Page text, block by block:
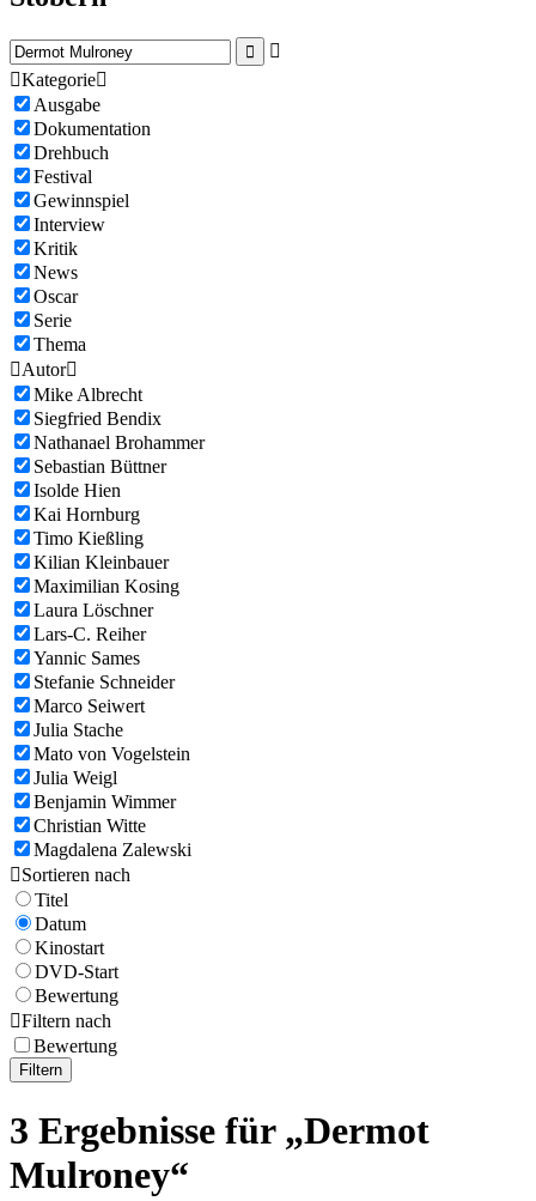


Kategorie
Ausgabe
Dokumentation
Drehbuch
Festival
Gewinnspiel
Interview
Kritik
News
Oscar
Serie
Thema
Autor
Mike Albrecht
Siegfried Bendix
Nathanael Brohammer
Sebastian Büttner
Isolde Hien
Kai Hornburg
Timo Kießling
Kilian Kleinbauer
Maximilian Kosing
Laura Löschner
Lars-C. Reiher
Yannic Sames
Stefanie Schneider
Marco Seiwert
Julia Stache
Mato von Vogelstein
Julia Weigl
Benjamin Wimmer
Christian Witte
Magdalena Zalewski
Sortieren nach
Titel
Datum
Kinostart
DVD-Start
Bewertung
Filtern nach
Bewertung
Filtern
3 Ergebnisse für „Dermot
Mulroney“